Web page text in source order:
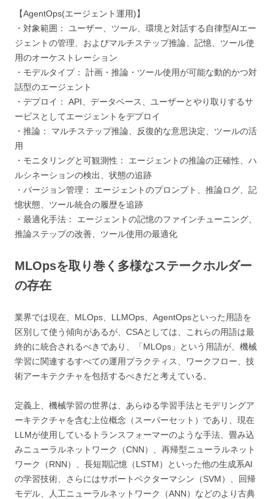
【AgentOps(エージェント運用)】
・対象範囲： ユーザー、ツール、環境と対話する自律型AIエー
ジェントの管理、およびマルチステップ推論、記憶、ツール使
用のオーケストレーション
・モデルタイプ： 計画・推論・ツール使用が可能な動的かつ対
話型のエージェント
・デプロイ： API、データベース、ユーザーとやり取りするサ
ービスとしてエージェントをデプロイ
・推論： マルチステップ推論、反復的な意思決定、ツールの活
用
・モニタリングと可観測性： エージェントの推論の正確性、ハ
ルシネーションの検出、状態の追跡
・バージョン管理： エージェントのプロンプト、推論ログ、記
憶状態、ツール統合の履歴を追跡
・最適化手法： エージェントの記憶のファインチューニング、
推論ステップの改善、ツール使用の最適化
MLOpsを取り巻く多様なステークホルダー
の存在
業界では現在、MLOps、LLMOps、AgentOpsといった用語を
区別して使う傾向があるが、CSAとしては、これらの用語は最
終的に統合されるべきであり、「MLOps」という用語が、機械
学習に関連するすべての運用プラクティス、ワークフロー、技
術アーキテクチャを包括するべきだと考えている。
定義上、機械学習の世界は、あらゆる学習手法とモデリングア
ーキテクチャを含む上位概念（スーパーセット）であり、現在
LLMが使用しているトランスフォーマーのような手法、畳み込
みニューラルネットワーク（CNN）、再帰型ニューラルネット
ワーク（RNN）、長短期記憶（LSTM）といった他の生成系AI
の学習技術、さらにはサポートベクターマシン（SVM）、回帰
モデル、人工ニューラルネットワーク（ANN）などのより古典